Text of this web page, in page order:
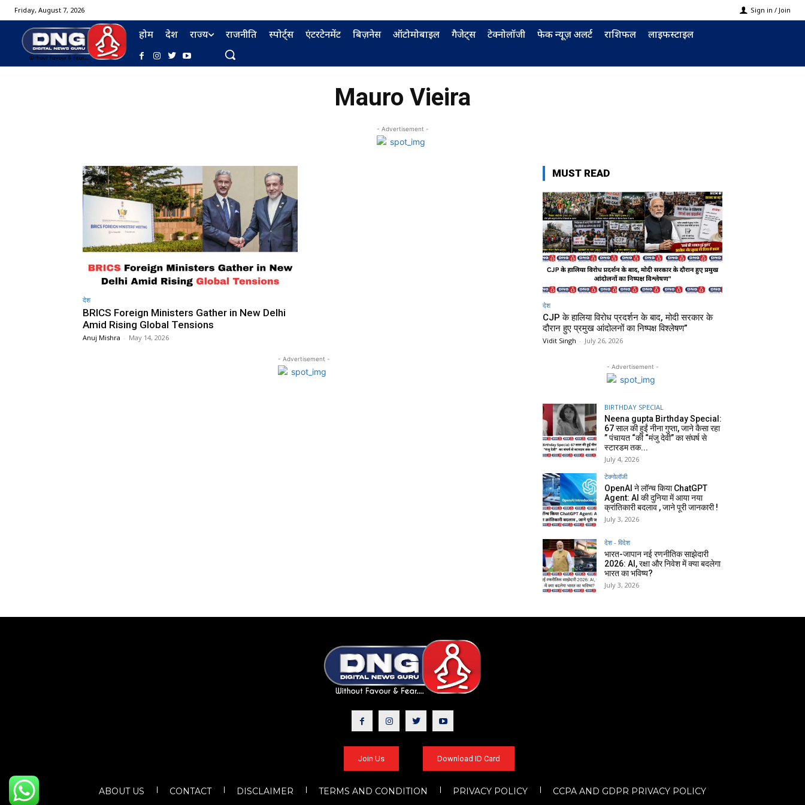
Friday, August 7, 2026 Sign in / Join
होम देश राज्य राजनीति स्पोर्ट्स एंटरटेनमेंट बिज़नेस ऑटोमोबाइल गैजेट्स टेक्नोलॉजी फेक न्यूज़ अलर्ट राशिफल लाइफस्टाइल
Mauro Vieira
- Advertisement -
देश
BRICS Foreign Ministers Gather in New Delhi
Amid Rising Global Tensions
Anuj Mishra - May 14, 2026
- Advertisement -
MUST READ
देश
CJP के हालिया विरोध प्रदर्शन के बाद, मोदी सरकार के
दौरान हुए प्रमुख आंदोलनों का निष्पक्ष विश्लेषण”
Vidit Singh - July 26, 2026
- Advertisement -
BIRTHDAY SPECIAL
Neena gupta Birthday Special:
67 साल की हुईं नीना गुप्ता, जाने कैसा रहा
” पंचायत “की “मंजु देवी” का संघर्ष से
स्टारडम तक...
July 4, 2026
टेक्नोलॉजी
OpenAI ने लॉन्च किया ChatGPT
Agent: AI की दुनिया में आया नया
क्रांतिकारी बदलाव , जाने पूरी जानकारी !
July 3, 2026
देश - विदेश
भारत-जापान नई रणनीतिक साझेदारी
2026: AI, रक्षा और निवेश में क्या बदलेगा
भारत का भविष्य?
July 3, 2026
Join Us Download ID Card
ABOUT US CONTACT DISCLAIMER TERMS AND CONDITION PRIVACY POLICY CCPA AND GDPR PRIVACY POLICY